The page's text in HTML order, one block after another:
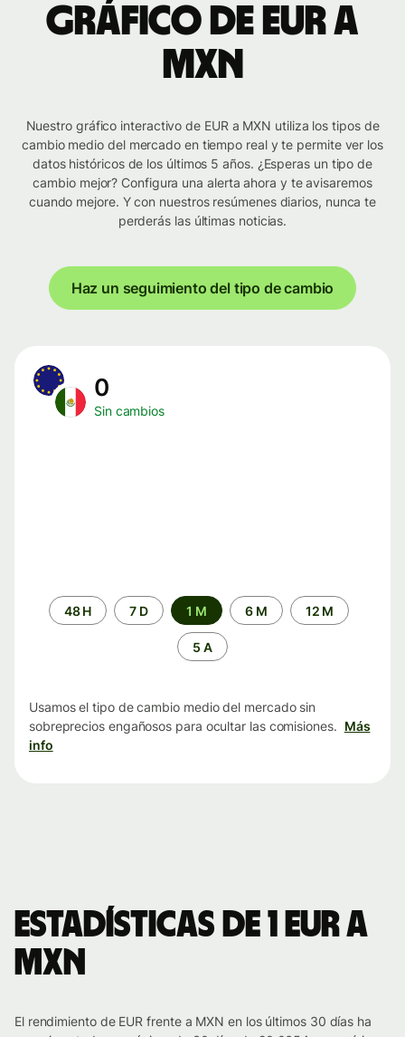
Gráfico de EUR a
MXN
Nuestro gráfico interactivo de EUR a MXN utiliza los tipos de
cambio medio del mercado en tiempo real y te permite ver los
datos históricos de los últimos 5 años. ¿Esperas un tipo de
cambio mejor? Configura una alerta ahora y te avisaremos
cuando mejore. Y con nuestros resúmenes diarios, nunca te
perderás las últimas noticias.
Haz un seguimiento del tipo de cambio
0
Sin cambios
Periodo48 H 7 D 1 M 6 M 12 M
5 A
Usamos el tipo de cambio medio del mercado sin
sobreprecios engañosos para ocultar las comisiones. Más
info
Estadísticas de 1 EUR a
MXN
El rendimiento de EUR frente a MXN en los últimos 30 días ha